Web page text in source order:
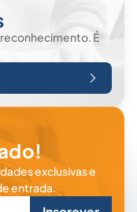
É
exclusivas e
entrada.